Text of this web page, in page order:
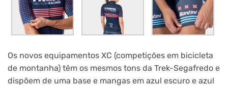
Os novos equipamentos XC (competições em bicicleta
de montanha) têm os mesmos tons da Trek-Segafredo e
dispõem de uma base e mangas em azul escuro e azul